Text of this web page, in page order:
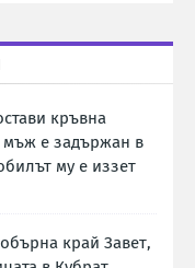
кръвна
е задържан в
му е иззет
край Завет,